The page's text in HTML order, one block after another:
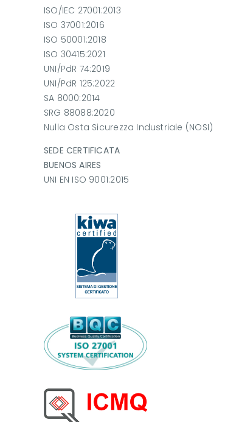
ISO/IEC 27001:2013
ISO 37001:2016
ISO 50001:2018
ISO 30415:2021
UNI/PdR 74:2019
UNI/PdR 125:2022
SA 8000:2014
SRG 88088:2020
Nulla Osta Sicurezza Industriale (NOSI)
SEDE CERTIFICATA
BUENOS AIRES
UNI EN ISO 9001:2015